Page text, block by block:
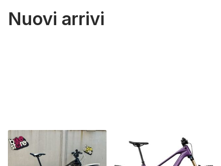
Nuovi arrivi